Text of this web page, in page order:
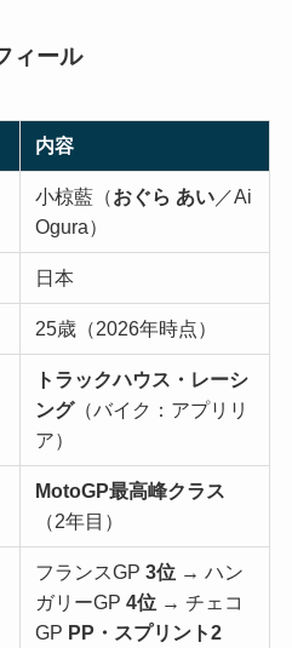
ィール
内容
小椋藍（おぐら あい／Ai
Ogura）
日本
25歳（2026年時点）
トラックハウス・レーシ
ング（バイク：アプリリ
ア）
MotoGP最高峰クラス
（2年目）
フランスGP 3位→ ハン
ガリーGP 4位→ チェコ
GP PP・スプリント2